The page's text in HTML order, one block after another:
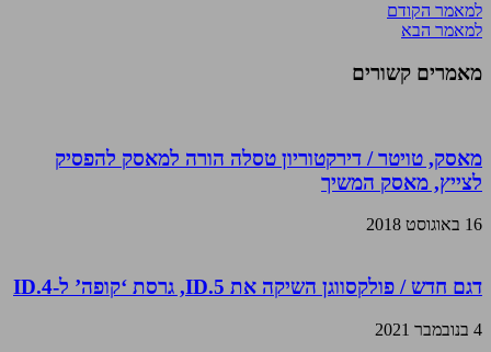
למאמר הקודם
למאמר הבא
מאמרים קשורים
מאסק, טויטר / דירקטוריון טסלה הורה למאסק להפסיק
לצייץ, מאסק המשיך
16 באוגוסט 2018
דגם חדש / פולקסווגן השיקה את ID.5, גרסת ‘קופה’ ל-ID.4
4 בנובמבר 2021